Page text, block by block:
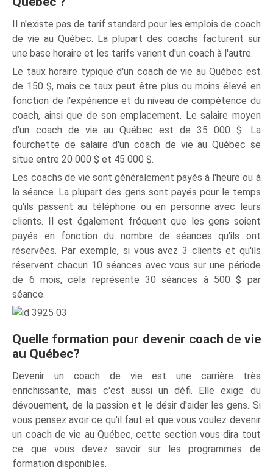
Il n'existe pas de tarif standard pour les emplois de coach
de vie au Québec. La plupart des coachs facturent sur
une base horaire et les tarifs varient d'un coach à l'autre.
Le taux horaire typique d'un coach de vie au Québec est
de 150 $, mais ce taux peut être plus ou moins élevé en
fonction de l'expérience et du niveau de compétence du
coach, ainsi que de son emplacement. Le salaire moyen
d'un coach de vie au Québec est de 35 000 $. La
fourchette de salaire d'un coach de vie au Québec se
situe entre 20 000 $ et 45 000 $.
Les coachs de vie sont généralement payés à l'heure ou à
la séance. La plupart des gens sont payés pour le temps
qu'ils passent au téléphone ou en personne avec leurs
clients. Il est également fréquent que les gens soient
payés en fonction du nombre de séances qu'ils ont
réservées. Par exemple, si vous avez 3 clients et qu'ils
réservent chacun 10 séances avec vous sur une période
de 6 mois, cela représente 30 séances à 500 $ par
séance.
Quelle formation pour devenir coach de vie
au Québec?
Devenir un coach de vie est une carrière très
enrichissante, mais c'est aussi un défi. Elle exige du
dévouement, de la passion et le désir d'aider les gens. Si
vous pensez avoir ce qu'il faut et que vous voulez devenir
un coach de vie au Québec, cette section vous dira tout
ce que vous devez savoir sur les programmes de
formation disponibles.